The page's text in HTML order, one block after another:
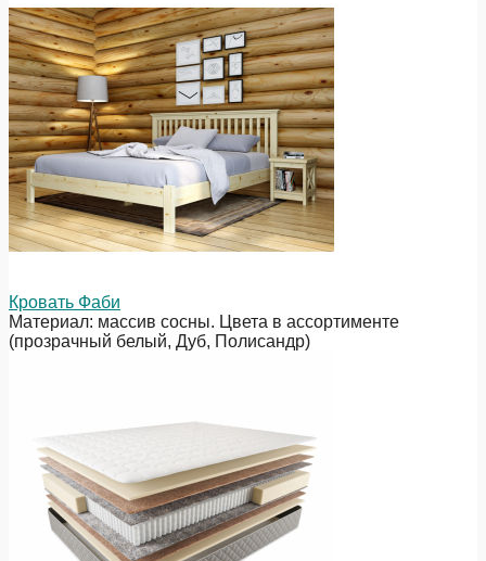
Кровать Фаби
Материал: массив сосны. Цвета в ассортименте
(прозрачный белый, Дуб, Полисандр)